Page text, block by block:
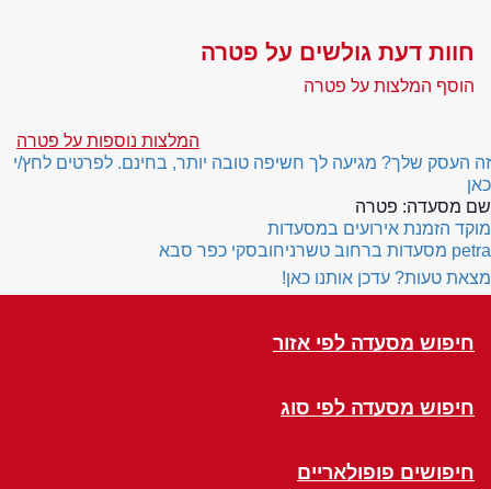
חוות דעת גולשים על פטרה
הוסף המלצות על פטרה
המלצות נוספות על פטרה
זה העסק שלך? מגיעה לך חשיפה טובה יותר, בחינם. לפרטים לחץ/י
כאן
שם מסעדה: פטרה
מוקד הזמנת אירועים במסעדות
petra מסעדות ברחוב טשרניחובסקי כפר סבא
מצאת טעות? עדכן אותנו כאן!
חיפוש מסעדה לפי אזור
חיפוש מסעדה לפי סוג
חיפושים פופולאריים